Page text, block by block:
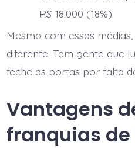
R$ 18.000 (18%)
Mesmo com essas
diferente. Tem gente que
feche as portas por falta
Vantagens
franquias de